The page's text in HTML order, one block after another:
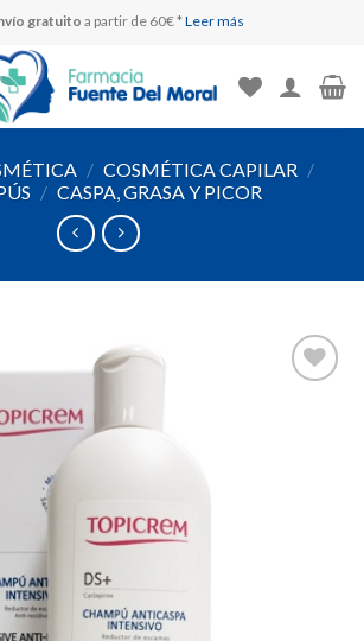
gratuito a partir de 60€ * Leer más
/ COSMÉTICA CAPILAR /
/ CASPA, GRASA Y PICOR